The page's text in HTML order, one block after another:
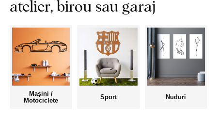
atelier, birou sau garaj
Mașini /
Motociclete
Sport Nuduri